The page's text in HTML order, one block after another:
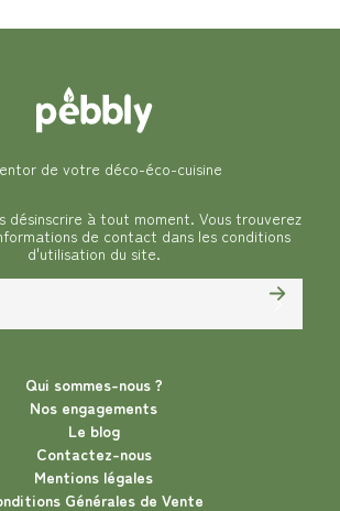
de votre déco-éco-cuisine
désinscrire à tout moment. Vous trouverez
de contact dans les conditions
d'utilisation du site.
Qui sommes-nous ?
Nos engagements
Le blog
Contactez-nous
Mentions légales
Générales de Vente